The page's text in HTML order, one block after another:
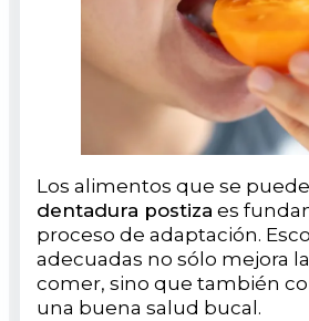
Los alimentos que se
dentadura postiza es
proceso de adaptación.
adecuadas no sólo mejora
comer, sino que también
una buena salud bucal.